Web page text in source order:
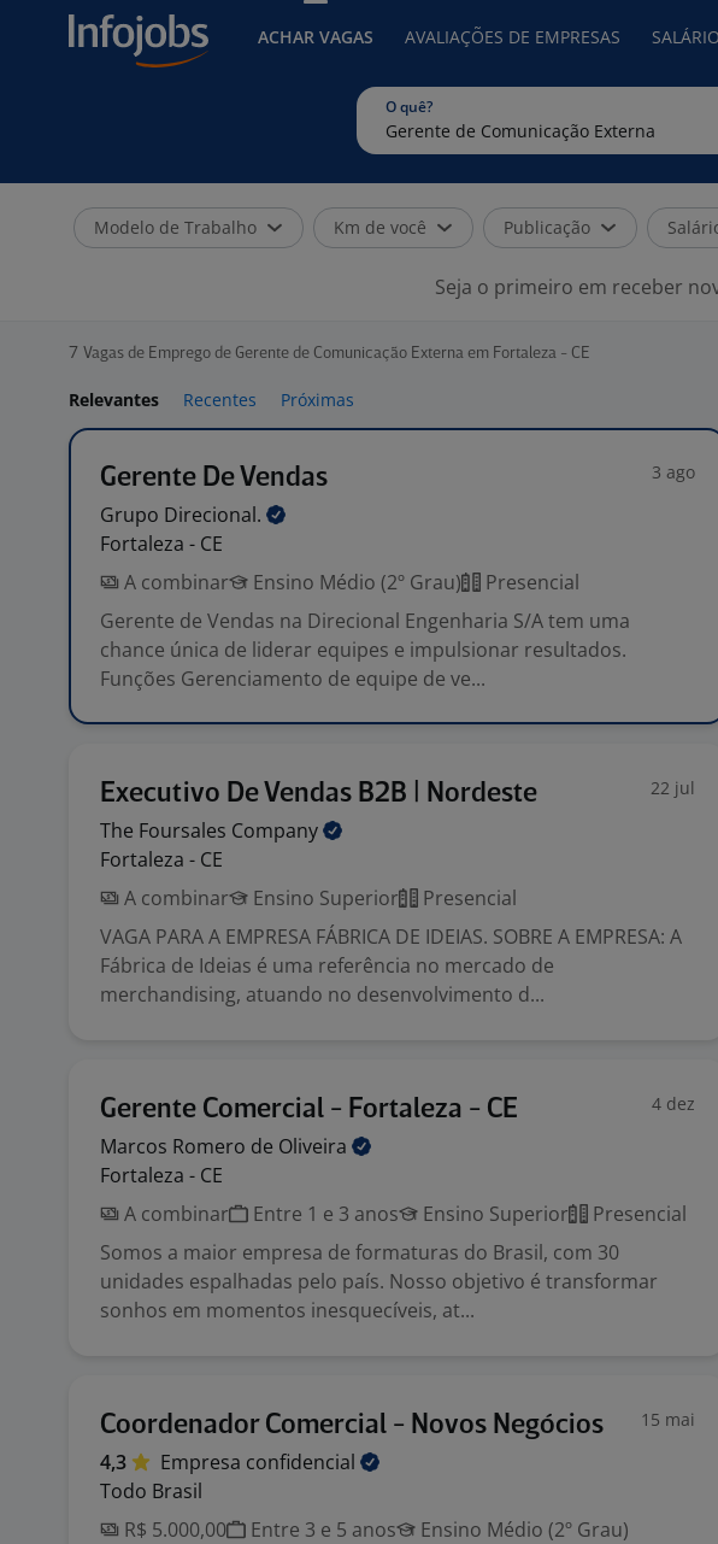
ACHAR VAGAS AVALIAÇÕES DE EMPRESAS
O quê?
Modelo de Trabalho Km de você Publicação
Seja o primeiro em receber
7 Vagas de Emprego de Gerente de Comunicação Externa em Fortaleza - CE
Relevantes Recentes Próximas
Gerente De Vendas 3 ago
Grupo Direcional.
Fortaleza - CE
A combinar
Ensino Médio (2º Grau)
Presencial
Gerente de Vendas na Direcional Engenharia S/A tem uma
chance única de liderar equipes e impulsionar resultados.
Funções Gerenciamento de equipe de ve...
Executivo De Vendas B2B | Nordeste 22 jul
The Foursales Company
Fortaleza - CE
A combinar
Ensino Superior
Presencial
VAGA PARA A EMPRESA FÁBRICA DE IDEIAS. SOBRE A EMPRESA: A
Fábrica de Ideias é uma referência no mercado de
merchandising, atuando no desenvolvimento d...
Gerente Comercial - Fortaleza - CE 4 dez
Marcos Romero de Oliveira
Fortaleza - CE
A combinar
Entre 1 e 3 anos Ensino Superior
Presencial
Somos a maior empresa de formaturas do Brasil, com 30
unidades espalhadas pelo país. Nosso objetivo é transformar
sonhos em momentos inesquecíveis, at...
Coordenador Comercial - Novos Negócios 15 mai
4,3 Empresa confidencial
Todo Brasil
R$ 5.000,00
Entre 3 e 5 anos
Ensino Médio (2º Grau)